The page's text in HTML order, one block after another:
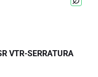
VTR-SERRATURA